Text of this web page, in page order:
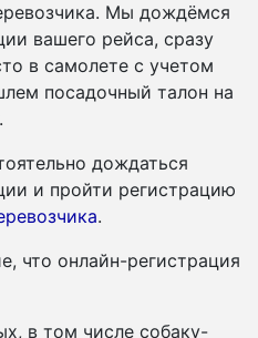
Мы дождёмся
вашего рейса, сразу
в самолете с учетом
посадочный талон на
дождаться
и пройти регистрацию
.
что онлайн-регистрация
в том числе собаку-